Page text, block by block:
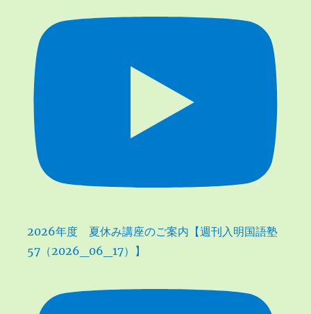
2026年度 夏休み講座のご案内【週刊入明国語塾
57（2026_06_17）】